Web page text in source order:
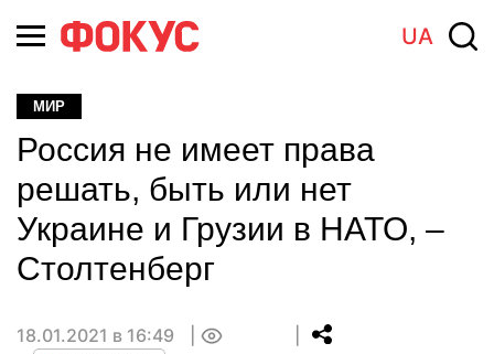
UA
МИР
Россия не имеет права
решать, быть или нет
Украине и Грузии в НАТО, –
Столтенберг
18.01.2021 в 16:49